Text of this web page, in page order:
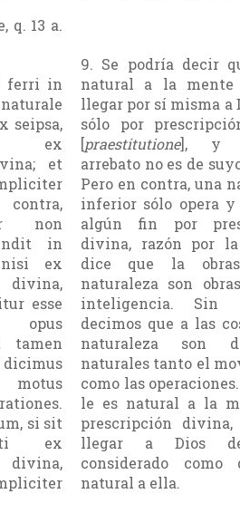
q. 13 a.
ferri in
seipsa,
ex
et
non
in
ex
esse
opus
tamen
motus
si sit
ex
9. Se podría decir
natural a la mente
llegar por sí misma a
sólo por
[praestitutione], y
arrebato no es de
Pero en contra, una
inferior sólo opera
algún fin por
divina, razón por
dice que la
naturaleza son
inteligencia. Sin
decimos que a las
naturaleza son
naturales tanto el
como las
le es natural a la
prescripción divina,
llegar a Dios
considerado como
natural a ella.